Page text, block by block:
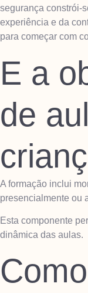
segurança constrói-
experiência e da
para começar com
E a
de
A formação inclui
presencialmente ou
Esta componente
dinâmica das aulas.